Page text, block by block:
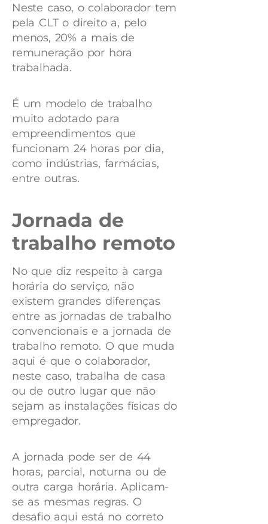
Neste caso, o colaborador tem
pela CLT o direito a, pelo
menos, 20% a mais de
remuneração por hora
trabalhada.
É um modelo de trabalho
muito adotado para
empreendimentos que
funcionam 24 horas por dia,
como indústrias, farmácias,
entre outras.
Jornada de
trabalho remoto
No que diz respeito à carga
horária do serviço, não
existem grandes diferenças
entre as jornadas de trabalho
convencionais e a jornada de
trabalho remoto. O que muda
aqui é que o colaborador,
neste caso, trabalha de casa
ou de outro lugar que não
sejam as instalações físicas do
empregador.
A jornada pode ser de 44
horas, parcial, noturna ou de
outra carga horária. Aplicam-
se as mesmas regras. O
desafio aqui está no correto